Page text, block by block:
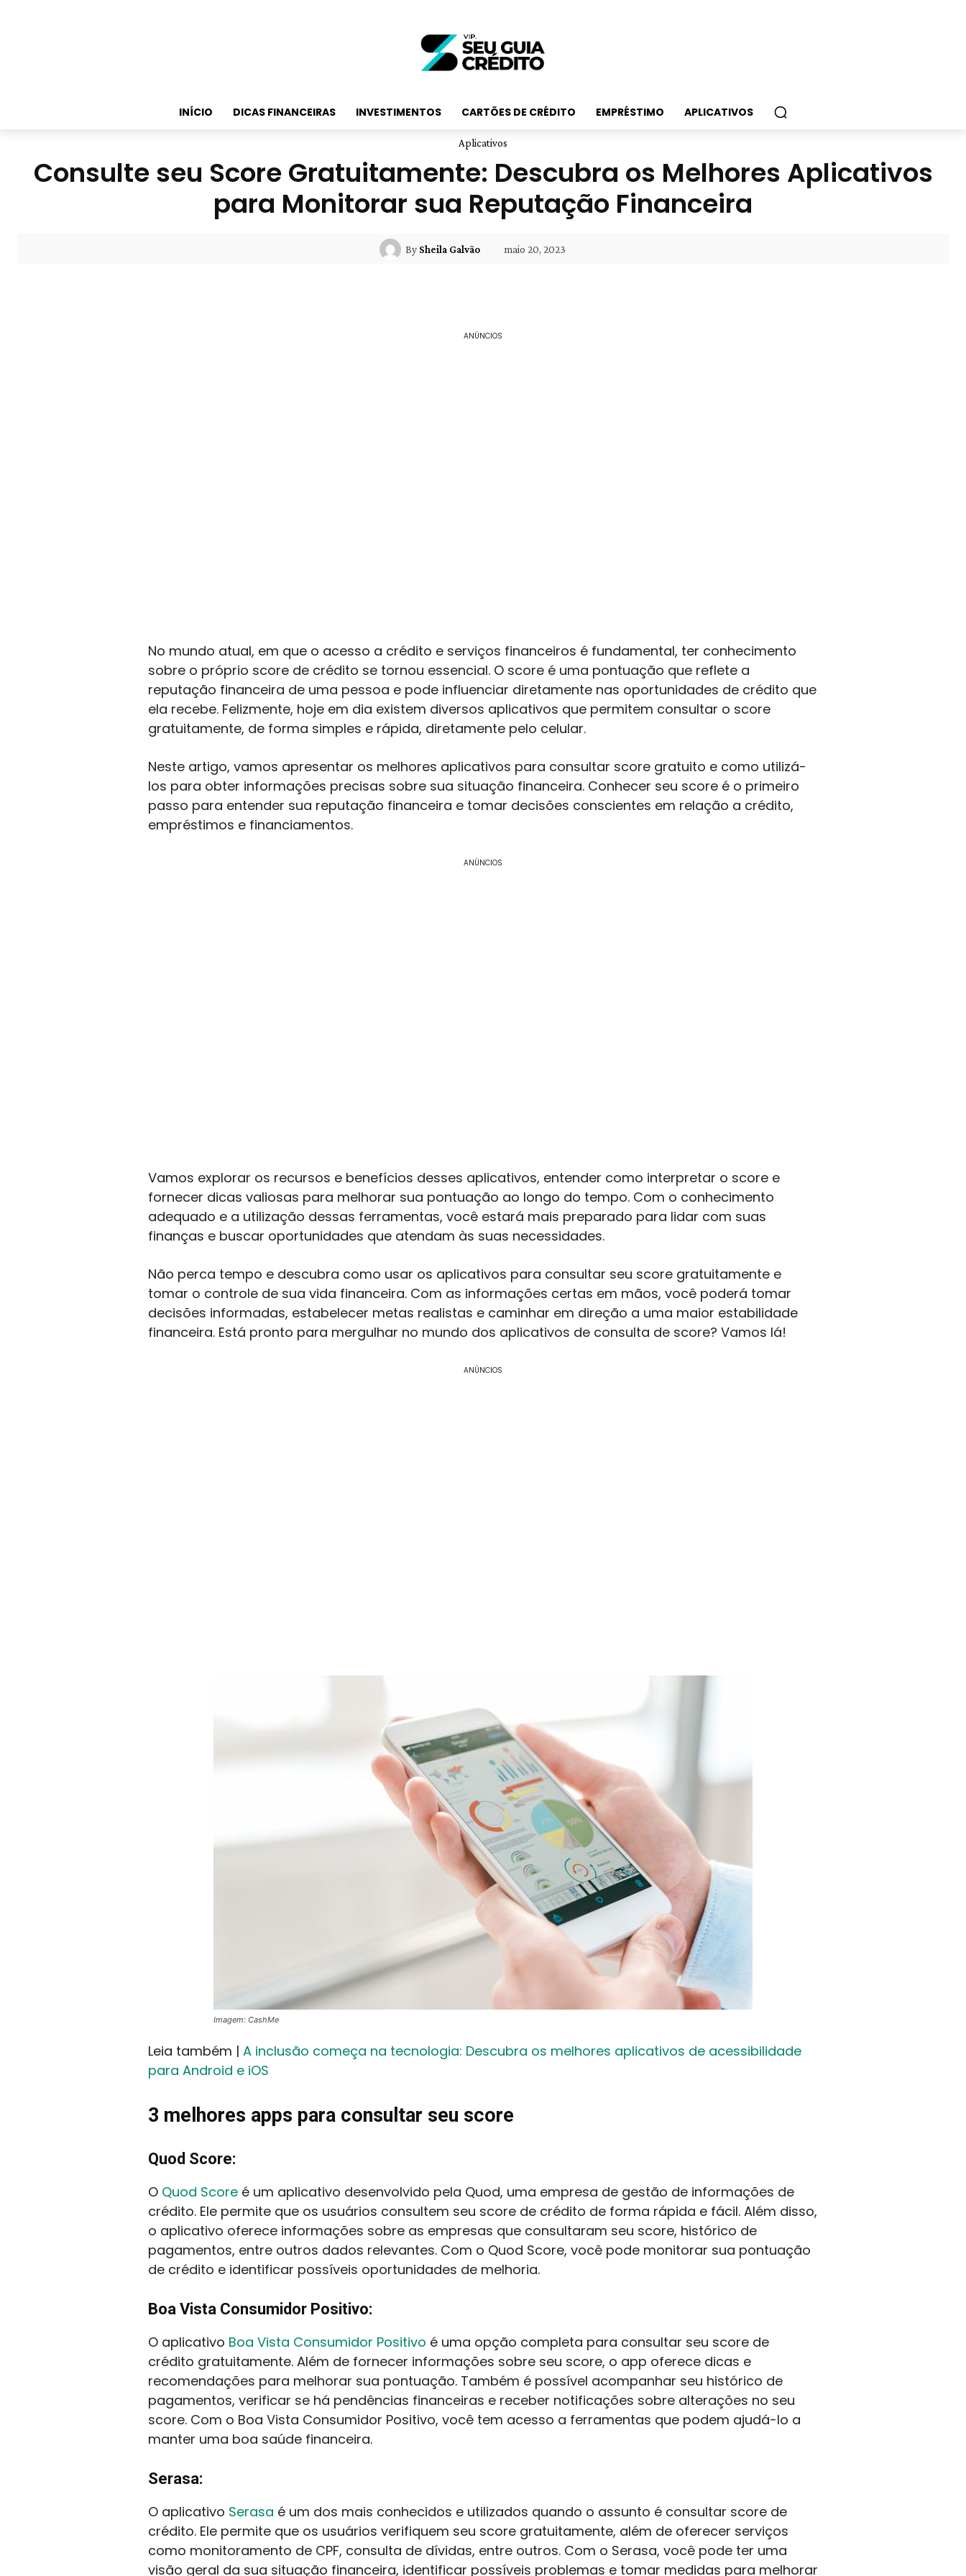
INÍCIO DICAS FINANCEIRAS INVESTIMENTOS CARTÕES DE CRÉDITO EMPRÉSTIMO APLICATIVOS
Aplicativos
Consulte seu Score Gratuitamente: Descubra os Melhores Aplicativos
para Monitorar sua Reputação Financeira
By Sheila Galvão maio 20, 2023
ANÚNCIOS
No mundo atual, em que o acesso a crédito e serviços financeiros é fundamental, ter conhecimento
sobre o próprio score de crédito se tornou essencial. O score é uma pontuação que reflete a
reputação financeira de uma pessoa e pode influenciar diretamente nas oportunidades de crédito que
ela recebe. Felizmente, hoje em dia existem diversos aplicativos que permitem consultar o score
gratuitamente, de forma simples e rápida, diretamente pelo celular.
Neste artigo, vamos apresentar os melhores aplicativos para consultar score gratuito e como utilizá-
los para obter informações precisas sobre sua situação financeira. Conhecer seu score é o primeiro
passo para entender sua reputação financeira e tomar decisões conscientes em relação a crédito,
empréstimos e financiamentos.
ANÚNCIOS
Vamos explorar os recursos e benefícios desses aplicativos, entender como interpretar o score e
fornecer dicas valiosas para melhorar sua pontuação ao longo do tempo. Com o conhecimento
adequado e a utilização dessas ferramentas, você estará mais preparado para lidar com suas
finanças e buscar oportunidades que atendam às suas necessidades.
Não perca tempo e descubra como usar os aplicativos para consultar seu score gratuitamente e
tomar o controle de sua vida financeira. Com as informações certas em mãos, você poderá tomar
decisões informadas, estabelecer metas realistas e caminhar em direção a uma maior estabilidade
financeira. Está pronto para mergulhar no mundo dos aplicativos de consulta de score? Vamos lá!
ANÚNCIOS
Imagem: CashMe
Leia também | A inclusão começa na tecnologia: Descubra os melhores aplicativos de acessibilidade
para Android e iOS
3 melhores apps para consultar seu score
Quod Score:
O Quod Score é um aplicativo desenvolvido pela Quod, uma empresa de gestão de informações de
crédito. Ele permite que os usuários consultem seu score de crédito de forma rápida e fácil. Além disso,
o aplicativo oferece informações sobre as empresas que consultaram seu score, histórico de
pagamentos, entre outros dados relevantes. Com o Quod Score, você pode monitorar sua pontuação
de crédito e identificar possíveis oportunidades de melhoria.
Boa Vista Consumidor Positivo:
O aplicativo Boa Vista Consumidor Positivo é uma opção completa para consultar seu score de
crédito gratuitamente. Além de fornecer informações sobre seu score, o app oferece dicas e
recomendações para melhorar sua pontuação. Também é possível acompanhar seu histórico de
pagamentos, verificar se há pendências financeiras e receber notificações sobre alterações no seu
score. Com o Boa Vista Consumidor Positivo, você tem acesso a ferramentas que podem ajudá-lo a
manter uma boa saúde financeira.
Serasa:
O aplicativo Serasa é um dos mais conhecidos e utilizados quando o assunto é consultar score de
crédito. Ele permite que os usuários verifiquem seu score gratuitamente, além de oferecer serviços
como monitoramento de CPF, consulta de dívidas, entre outros. Com o Serasa, você pode ter uma
visão geral da sua situação financeira, identificar possíveis problemas e tomar medidas para melhorar